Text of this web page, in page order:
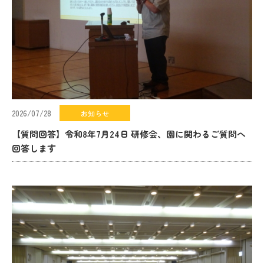
2026/07/28 お知らせ
【質問回答】令和8年7月24日 研修会、園に関わるご質問へ
回答します